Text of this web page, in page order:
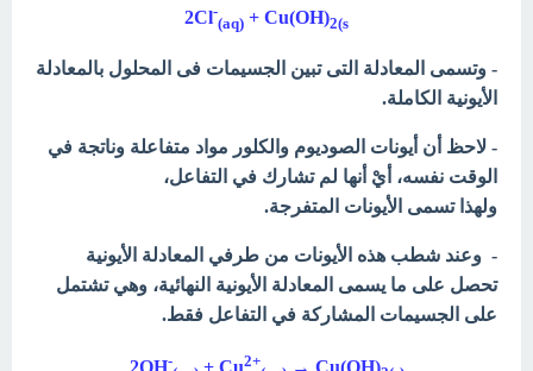
2Cl-
(aq) + Cu(OH)2(s
- وتسمى المعادلة التى تبين الجسيمات فى المحلول بالمعادلة
الأيونية الكاملة.
- لاحظ أن أيونات الصوديوم والكلور مواد متفاعلة وناتجة في
الوقت نفسه، أيْ أنها لم تشارك في التفاعل،
ولهذاتسمى الأيونات المتفرجة.
- وعند شطب هذه الأيونات من طرفي المعادلة الأيونية
تحصل على ما يسمى المعادلة الأيونية النهائية، وهي تشتمل
على الجسيمات المشاركة في التفاعل فقط.
2OH- + Cu2+ → Cu(OH)